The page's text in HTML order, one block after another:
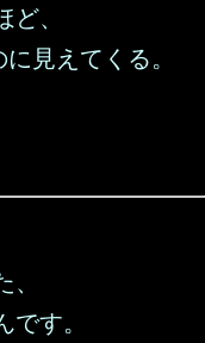
、
見えてくる。
す。